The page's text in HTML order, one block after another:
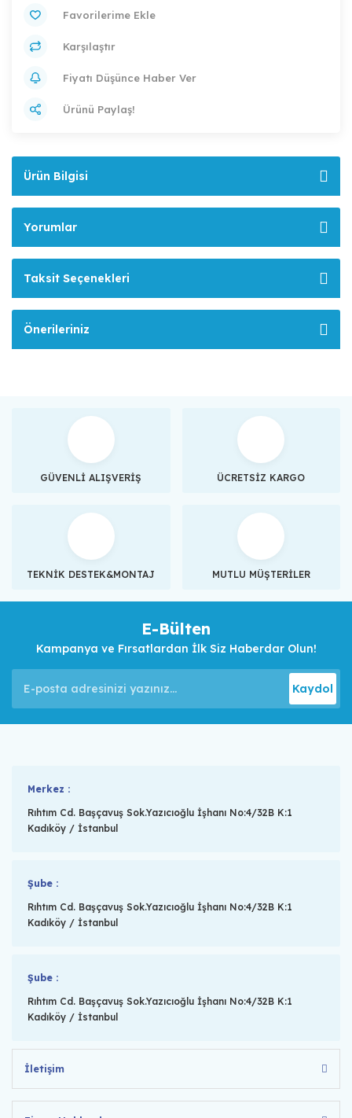
Karşılaştır
Fiyatı Düşünce Haber Ver
Ürünü Paylaş!
Ürün Bilgisi
Yorumlar
Taksit Seçenekleri
Önerileriniz
GÜVENLİ ALIŞVERİŞ ÜCRETSİZ KARGO
TEKNİK DESTEK&MONTAJ MUTLU MÜŞTERİLER
E-Bülten
Kampanya ve Fırsatlardan İlk Siz Haberdar Olun!
Kaydol
Merkez :
Rıhtım Cd. Başçavuş Sok.Yazıcıoğlu İşhanı No:4/32B K:1
Kadıköy / İstanbul
Şube :
Rıhtım Cd. Başçavuş Sok.Yazıcıoğlu İşhanı No:4/32B K:1
Kadıköy / İstanbul
Şube :
Rıhtım Cd. Başçavuş Sok.Yazıcıoğlu İşhanı No:4/32B K:1
Kadıköy / İstanbul
İletişim